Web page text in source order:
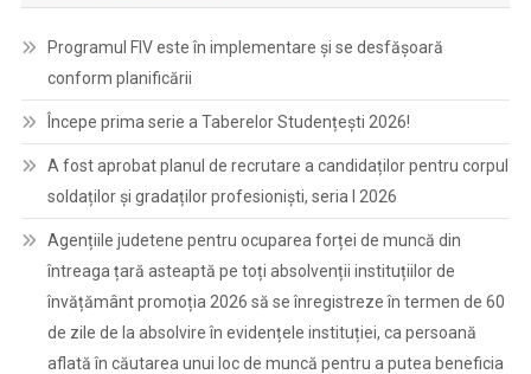
Programul FIV este în implementare și se desfășoară
conform planificării
Începe prima serie a Taberelor Studențești 2026!
A fost aprobat planul de recrutare a candidaților pentru corpul
soldaților și gradaților profesioniști, seria I 2026
Agențiile judetene pentru ocuparea forței de muncă din
întreaga țară asteaptă pe toți absolvenții instituțiilor de
învățământ promoția 2026 să se înregistreze în termen de 60
de zile de la absolvire în evidențele instituției, ca persoană
aflată în căutarea unui loc de muncă pentru a putea beneficia